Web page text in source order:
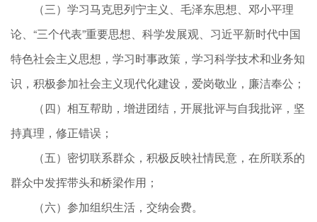
（三）学习马克思列宁主义、毛泽东思想、邓小平理
论、“三个代表”重要思想、科学发展观、习近平新时代中国
特色社会主义思想，学习时事政策，学习科学技术和业务知
识，积极参加社会主义现代化建设，爱岗敬业，廉洁奉公；
（四）相互帮助，增进团结，开展批评与自我批评，坚
持真理，修正错误；
（五）密切联系群众，积极反映社情民意，在所联系的
群众中发挥带头和桥梁作用；
（六）参加组织生活，交纳会费。